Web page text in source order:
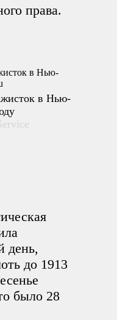
права.
в Нью-
день,
до 1913
было 28